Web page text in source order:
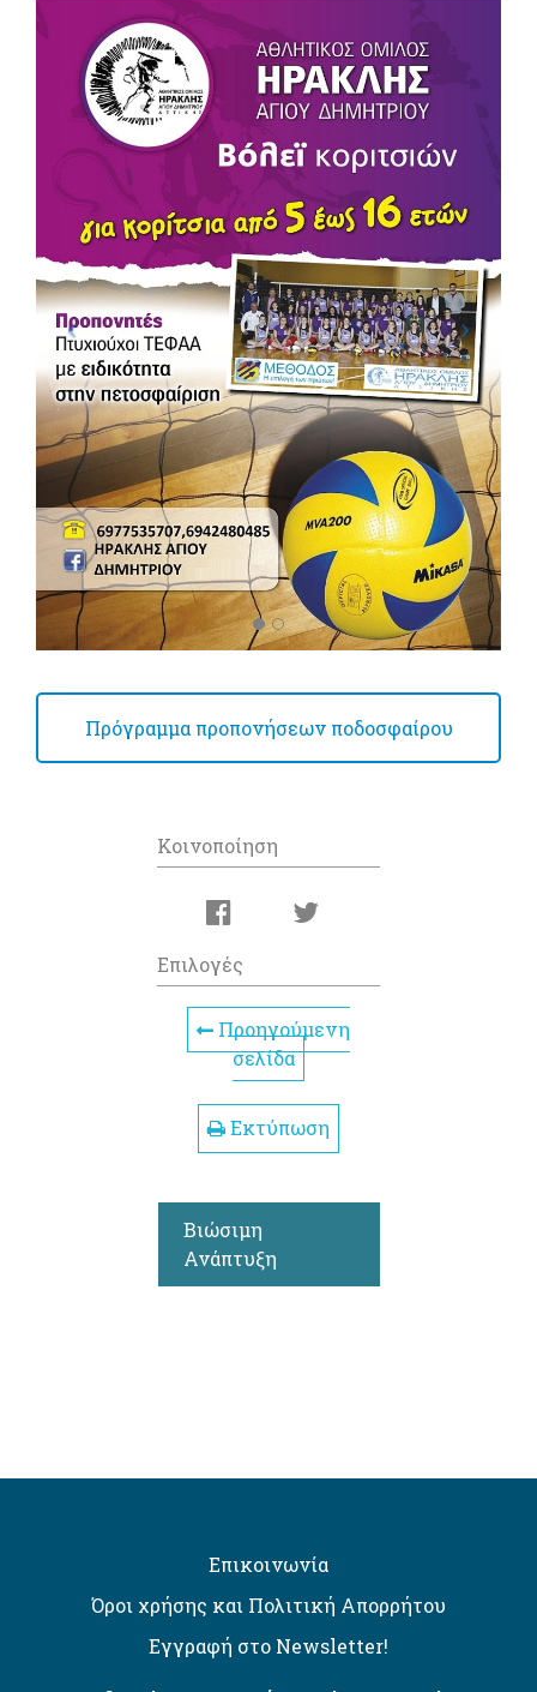
Πρόγραμμα προπονήσεων ποδοσφαίρου
Κοινοποίηση
Επιλογές
Προηγούμενη
σελίδα
Εκτύπωση
Βιώσιμη
Ανάπτυξη
Επικοινωνία
Όροι χρήσης και Πολιτική Απορρήτου
Εγγραφή στο Newsletter!